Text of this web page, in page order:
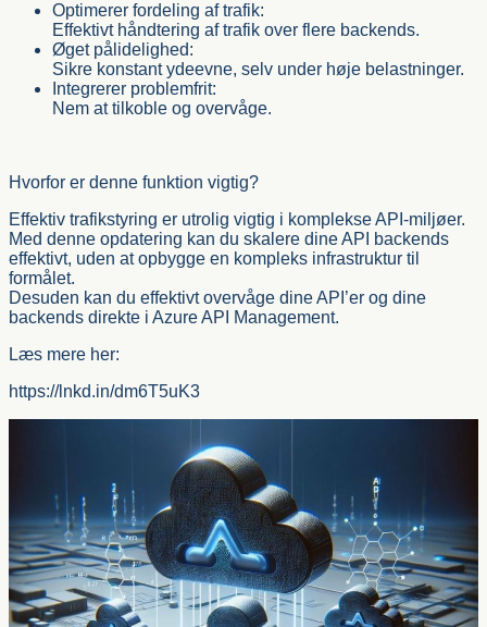
Optimerer fordeling af trafik:
Effektivt håndtering af trafik over flere backends.
Øget pålidelighed:
Sikre konstant ydeevne, selv under høje belastninger.
Integrerer problemfrit:
Nem at tilkoble og overvåge.
Hvorfor er denne funktion vigtig?
Effektiv trafikstyring er utrolig vigtig i komplekse API-miljøer.
Med denne opdatering kan du skalere dine API backends
effektivt, uden at opbygge en kompleks infrastruktur til
formålet.
Desuden kan du effektivt overvåge dine API’er og dine
backends direkte i Azure API Management.
Læs mere her:
https://lnkd.in/dm6T5uK3